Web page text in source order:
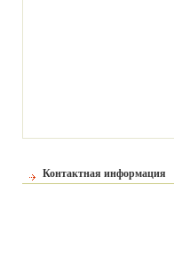
Контактная информация